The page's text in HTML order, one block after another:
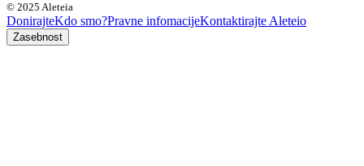
© 2025 Aleteia
DonirajteKdo smo?Pravne infomacijeKontaktirajte Aleteio
Zasebnost